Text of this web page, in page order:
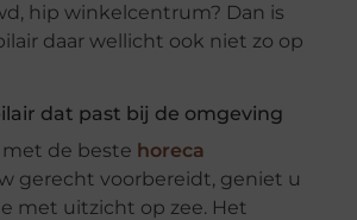
hip winkelcentrum? Dan is
daar wellicht ook niet zo op
dat past bij de omgeving
de beste horeca
gerecht voorbereidt, geniet u
met uitzicht op zee. Het